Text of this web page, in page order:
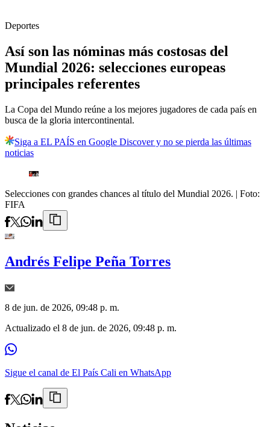
Deportes
Así son las nóminas más costosas del
Mundial 2026: selecciones europeas
principales referentes
La Copa del Mundo reúne a los mejores jugadores de cada país en
busca de la gloria intercontinental.
Siga a EL PAÍS en Google Discover y no se pierda las últimas
noticias
Selecciones con grandes chances al título del Mundial 2026. | Foto:
FIFA
Andrés Felipe Peña Torres
8 de jun. de 2026, 09:48 p. m.
Actualizado el 8 de jun. de 2026, 09:48 p. m.
Sigue el canal de El País Cali en WhatsApp